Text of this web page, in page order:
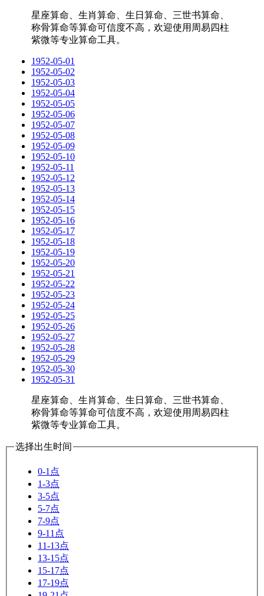
星座算命、生肖算命、生日算命、三世书算命、
称骨算命等算命可信度不高，欢迎使用周易四柱
紫微等专业算命工具。
1952-05-01
1952-05-02
1952-05-03
1952-05-04
1952-05-05
1952-05-06
1952-05-07
1952-05-08
1952-05-09
1952-05-10
1952-05-11
1952-05-12
1952-05-13
1952-05-14
1952-05-15
1952-05-16
1952-05-17
1952-05-18
1952-05-19
1952-05-20
1952-05-21
1952-05-22
1952-05-23
1952-05-24
1952-05-25
1952-05-26
1952-05-27
1952-05-28
1952-05-29
1952-05-30
1952-05-31
星座算命、生肖算命、生日算命、三世书算命、
称骨算命等算命可信度不高，欢迎使用周易四柱
紫微等专业算命工具。
选择出生时间
0-1点
1-3点
3-5点
5-7点
7-9点
9-11点
11-13点
13-15点
15-17点
17-19点